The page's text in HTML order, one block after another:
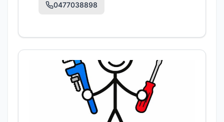
0477038898